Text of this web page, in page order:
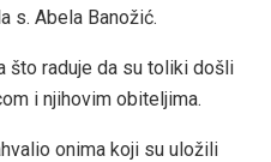
s. Abela Banožić.
što raduje da su toliki došli
i njihovim obiteljima.
onima koji su uložili